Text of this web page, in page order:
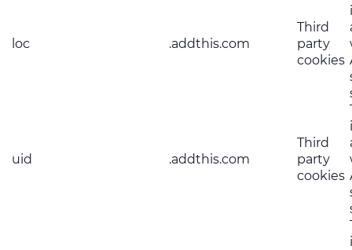
loc .addthis.com
Third
party
cookies
uid .addthis.com
Third
party
cookies